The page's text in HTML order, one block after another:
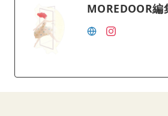
MOREDOOR編